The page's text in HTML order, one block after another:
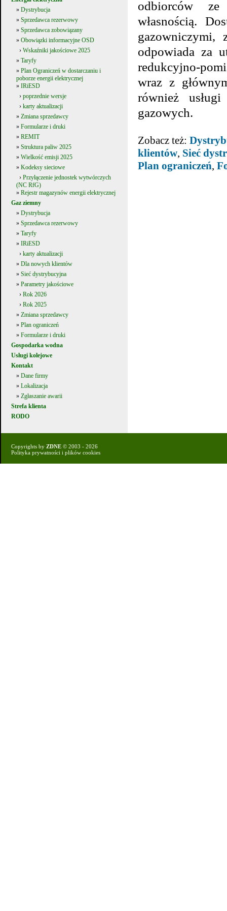
» Dystrybucja
» Sprzedawca rezerwowy
» Sprzedawca zobowiązany
» Obowiązki informacyjne OSD
› Wskaźniki jakościowe 2025
» Taryfy
» Plan Ograniczeń w dostarczaniu i
poborze energii elektrycznej
» IRiESD
› poprzednie wersje
› karty aktualizacji
» Zmiana sprzedawcy
» Formularze i druki
» REMIT
» Struktura paliw 2025
» Wielkość emisji 2025
» Kodeksy sieciowe
› Przyłączenie jednostek wytwórczych
(NC RfG)
» Rejestr magazynów energii elektrycznej
Gaz ziemny
» Dystrybucja
» Sprzedawca rezerwowy
» Taryfy
» IRiESD
› karty aktualizacji
» Dla nowych klientów
» Sieć dystrybucyjna
» Parametry jakościowe
› Rok 2026
› Rok 2025
» Zmiana sprzedawcy
» Plan ograniczeń
» Formularze i druki
Gospodarka wodna
Usługi kolejowe
Kontakt
» Dane firmy
» Lokalizacja
» Zgłaszanie awarii
Strefa klienta
RODO
odbiorców ze
własnością.
gazowniczymi,
odpowiada za
redukcyjno-
wraz z
również
gazowych.
Zobacz też:
klientów, Sieć
Plan ograniczeń,
Copyrights by ZDNE © 2003 - 2026
Polityka prywatności i plików cookies